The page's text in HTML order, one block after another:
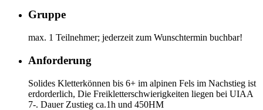
Gruppe
max. 1 Teilnehmer; jederzeit zum Wunschtermin buchbar!
Anforderung
Solides Kletterkönnen bis 6+ im alpinen Fels im Nachstieg ist
erdorderlich, Die Freikletterschwierigkeiten liegen bei UIAA
7-. Dauer Zustieg ca.1h und 450HM